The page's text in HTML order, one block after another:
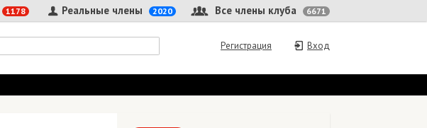
1178 Все члены клуба 6671
Реальные члены 2020
Вход
Регистрация